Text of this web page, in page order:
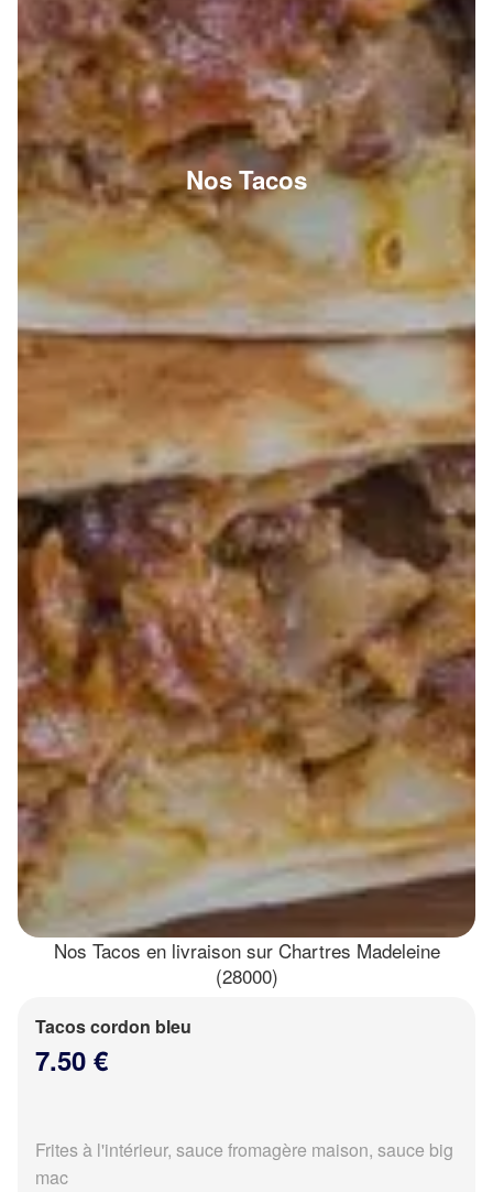
Nos Tacos
Nos Tacos en livraison sur Chartres Madeleine
(28000)
Tacos cordon bleu
7.50 €
Frites à l'intérieur, sauce fromagère maison, sauce big
mac